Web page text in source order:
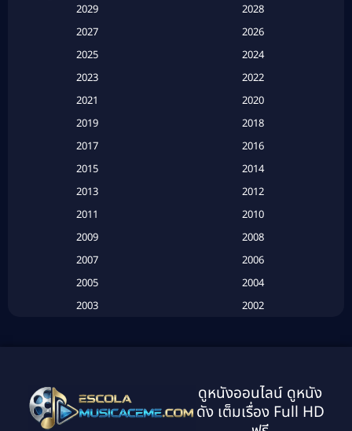
Based on a True Story สร้างจากเรื่องจริง(2)
Based on a True Story เรื่องจริง (20)
(134)
Classic หนังคลาสสิก(21)
2029
2028
2027
2026
2025
2024
2023
2022
2021
2020
2019
2018
2017
2016
2015
2014
2013
2012
2011
2010
2009
2008
2007
2006
2005
2004
2003
2002
1995
1994
1993
1992
ดูหนังออนไลน์ ดูหนัง
ดัง เต็มเรื่อง Full HD